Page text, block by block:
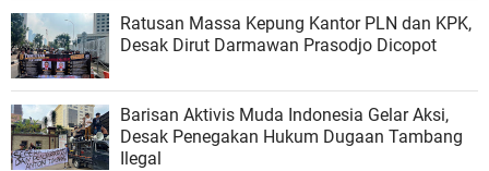
Ratusan Massa Kepung Kantor PLN dan KPK,
Desak Dirut Darmawan Prasodjo Dicopot
Barisan Aktivis Muda Indonesia Gelar Aksi,
Desak Penegakan Hukum Dugaan Tambang
Ilegal